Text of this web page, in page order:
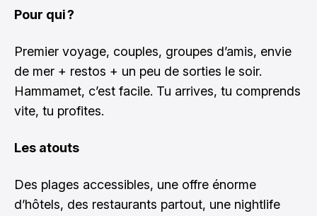
Pour qui ?
Premier voyage, couples, groupes d’amis, envie
de mer + restos + un peu de sorties le soir.
Hammamet, c’est facile. Tu arrives, tu comprends
vite, tu profites.
Les atouts
Des plages accessibles, une offre énorme
d’hôtels, des restaurants partout, une nightlife